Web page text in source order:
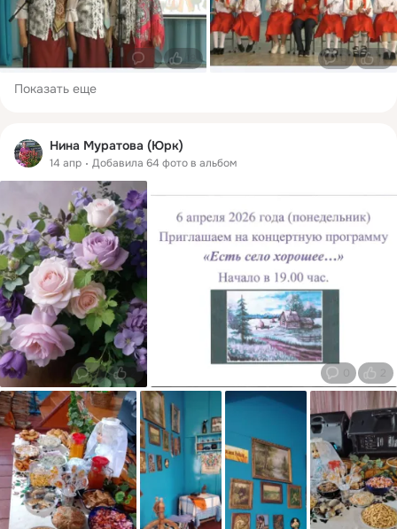
0 17
Показать еще
Нина Муратова (Юрк)
14 апр Добавила 64 фото в альбом
0